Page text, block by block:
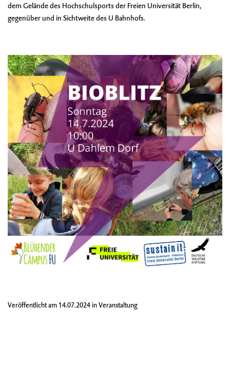
dem Gelände des Hochschulsports der Freien Universität Berlin,
gegenüber und in Sichtweite des U Bahnhofs.
Veröffentlicht am 14.07.2024inVeranstaltung